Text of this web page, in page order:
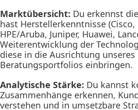
Marktübersicht: Du erkennst
hast Herstellerkenntnisse (Cisco,
HPE/Aruba, Juniper, Huawei,
Weiterentwicklung der
diese in die Ausrichtung unseres
Beratungsportfolios einbringen.
Analytische Stärke: Du kannst
Zusammenhänge erkennen,
verstehen und in umsetzbare